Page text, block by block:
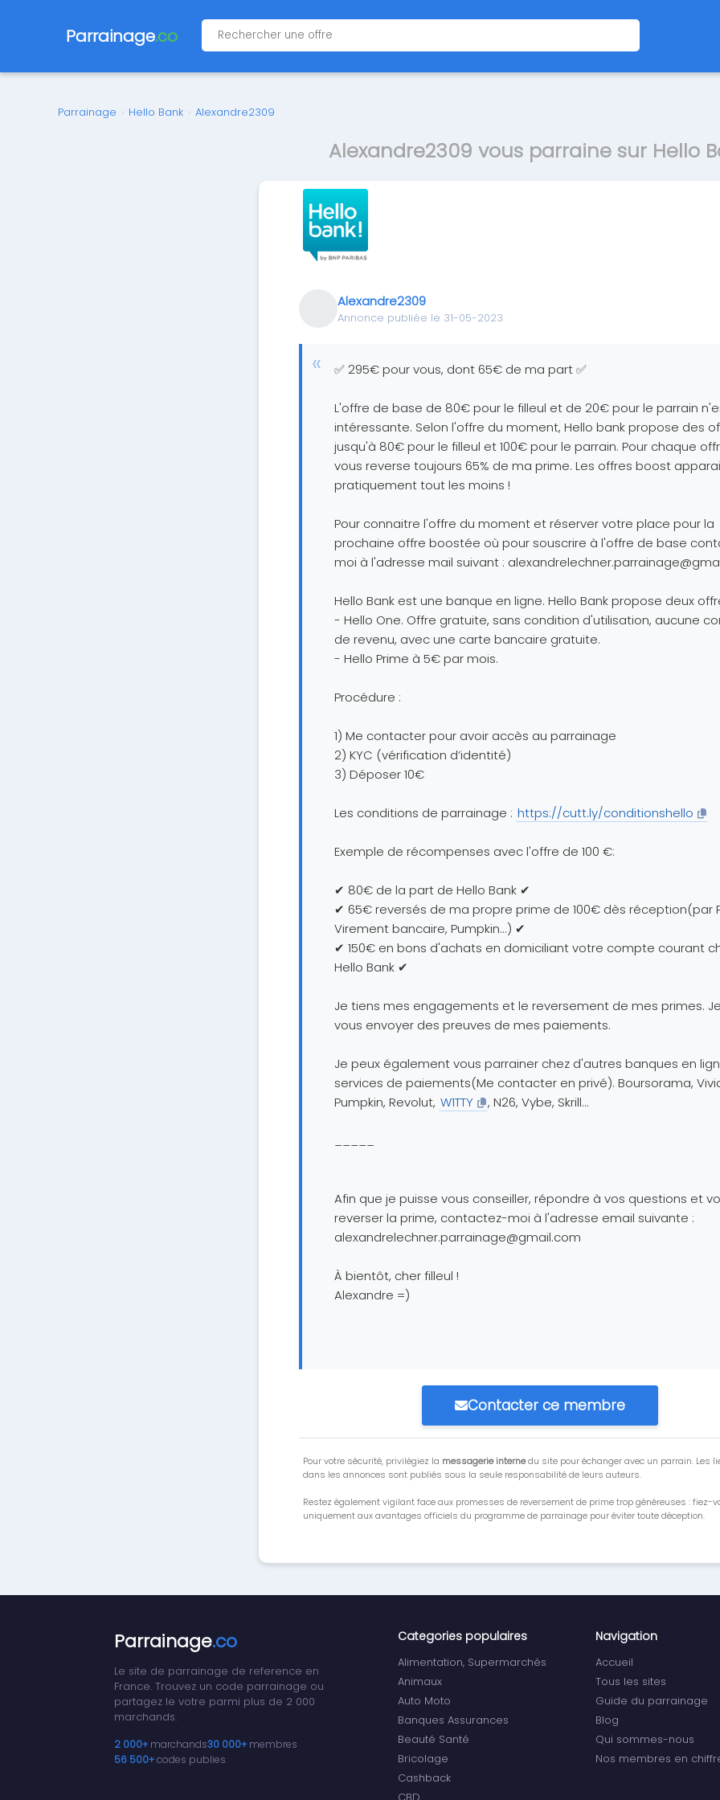
Parrainage.co
Parrainage › Hello Bank › Alexandre2309
Alexandre2309 vous parraine sur Hello
Alexandre2309
Annonce publiée le 31-05-2023
✅ 295€ pour vous, dont 65€ de ma part ✅
L'offre de base de 80€ pour le filleul et de 20€ pour le parrain
intéressante. Selon l'offre du moment, Hello bank propose des
jusqu'à 80€ pour le filleul et 100€ pour le parrain. Pour chaque
vous reverse toujours 65% de ma prime. Les offres boost
pratiquement tout les moins !
Pour connaitre l'offre du moment et réserver votre place pour la
prochaine offre boostée où pour souscrire à l'offre de base
moi à l'adresse mail suivant :
Hello Bank est une banque en ligne. Hello Bank propose deux
- Hello One. Offre gratuite, sans condition d'utilisation, aucune
de revenu, avec une carte bancaire gratuite.
- Hello Prime à 5€ par mois.
Procédure :
1) Me contacter pour avoir accès au parrainage
2) KYC (vérification d’identité)
3) Déposer 10€
Les conditions de parrainage : https://cutt.ly/conditionshello
Exemple de récompenses avec l'offre de 100 €:
✔ 80€ de la part de Hello Bank ✔
✔ 65€ reversés de ma propre prime de 100€ dès réception(par
Virement bancaire, Pumpkin...) ✔
✔ 150€ en bons d'achats en domiciliant votre compte courant
Hello Bank ✔
Je tiens mes engagements et le reversement de mes primes.
vous envoyer des preuves de mes paiements.
Je peux également vous parrainer chez d'autres banques en
services de paiements(Me contacter en privé). Boursorama,
Pumpkin, Revolut, W1TTY , N26, Vybe, Skrill...
Afin que je puisse vous conseiller, répondre à vos questions et
reverser la prime, contactez-moi à l'adresse email suivante :
alexandrelechner.parrainage@gmail.com
À bientôt, cher filleul !
Alexandre =)
Contacter ce membre
Pour votre sécurité, privilégiez la messagerie internedu site pour échanger avec un parrain. Les
dans les annonces sont publiés sous la seule responsabilité de leurs auteurs.
Restez également vigilant face aux promesses de reversement de prime trop généreuses : fiez-
uniquement aux avantages officiels du programme de parrainage pour éviter toute déception.
Parrainage.co
Le site de parrainage de reference en
France. Trouvez un code parrainage ou
partagez le votre parmi plus de 2 000
marchands.
2 000+ marchands30 000+ membres
56 500+codes publies
Categories populaires
Alimentation, Supermarchés
Animaux
Auto Moto
Banques Assurances
Beauté Santé
Bricolage
Cashback
Navigation
Accueil
Tous les sites
Guide du parrainage
Blog
Qui sommes-nous
Nos membres en